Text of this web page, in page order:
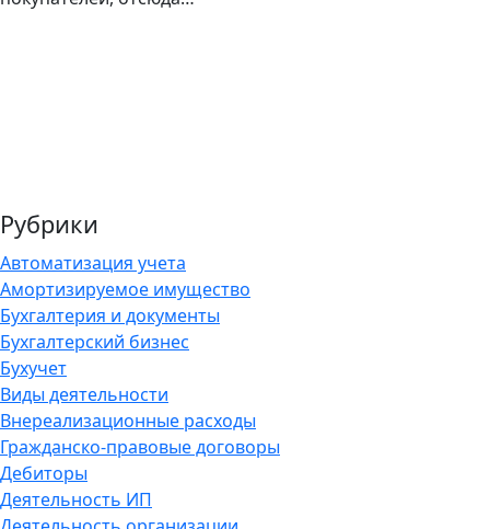
Рубрики
Автоматизация учета
Амортизируемое имущество
Бухгалтерия и документы
Бухгалтерский бизнес
Бухучет
Виды деятельности
Внереализационные расходы
Гражданско-правовые договоры
Дебиторы
Деятельность ИП